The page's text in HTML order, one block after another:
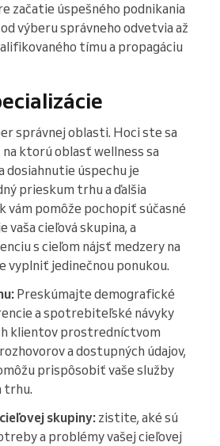
začatie úspešného podnikania
výberu správneho odvetvia až
tímu a propagáciu
správnej oblasti. Hoci ste sa
na ktorú oblasť wellness sa
dosiahnutie úspechu je
prieskum trhu a ďalšia
vám pomôže pochopiť súčasné
cieľová skupina, a
s cieľom nájsť medzery na
vyplniť jedinečnou ponukou.
Preskúmajte demografické
a spotrebiteľské návyky
klientov prostredníctvom
a dostupných údajov,
prispôsobiť vaše služby
trhu.
skupiny:zistite, aké sú
a problémy vašej cieľovej